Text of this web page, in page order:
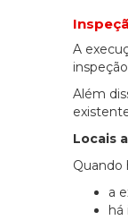
A
Além
Locais
Quando
a
há